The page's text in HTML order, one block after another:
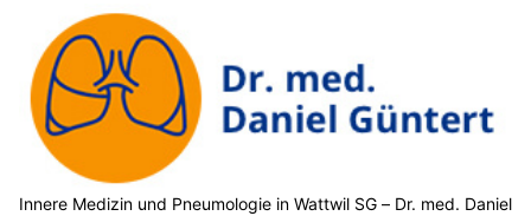
Innere Medizin und Pneumologie in Wattwil SG – Dr. med. Daniel